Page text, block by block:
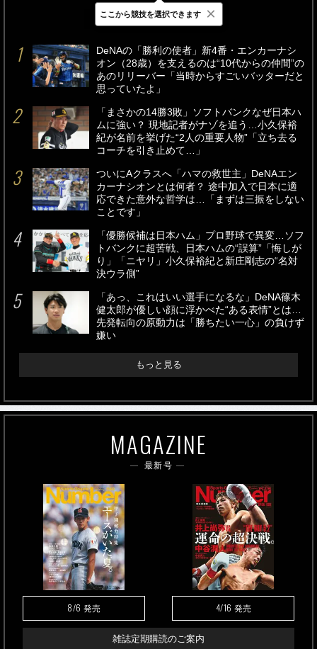
最新 24時間 週間
DeNAの「勝利の使者」新4番・エンカーナシ
オン（28歳）を支えるのは“10代からの仲間”の
あのリリーバー「当時からすごいバッターだと
思っていたよ」
「まさかの14勝3敗」ソフトバンクなぜ日本ハ
ムに強い？ 現地記者がナゾを追う…小久保裕
紀が名前を挙げた“2人の重要人物”「立ち去る
コーチを引き止めて…」
ついにAクラスへ「ハマの救世主」DeNAエン
カーナシオンとは何者？ 途中加入で日本に適
応できた意外な哲学は…「まずは三振をしない
ことです」
「優勝候補は日本ハム」プロ野球で異変…ソフ
トバンクに超苦戦、日本ハムの“誤算”「悔しが
り」「ニヤリ」小久保裕紀と新庄剛志の“名対
決ウラ側”
「あっ、これはいい選手になるな」DeNA篠木
健太郎が優しい顔に浮かべた“ある表情”とは…
先発転向の原動力は「勝ちたい一心」の負けず
嫌い
もっと見る
MAGAZINE
最新号
8/6 発売 4/16 発売
雑誌定期購読のご案内
ここから競技を選択できます ×